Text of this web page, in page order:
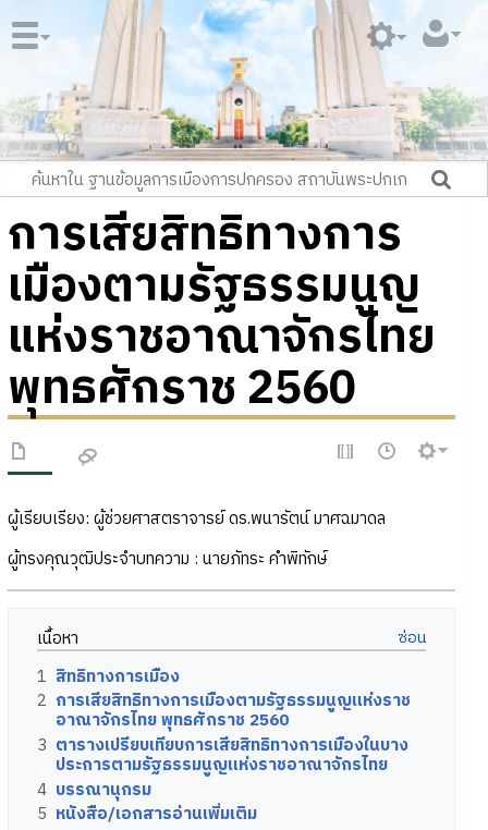
การเสียสิทธิทางการ
เมืองตามรัฐธรรมนูญ
แห่งราชอาณาจักรไทย
พุทธศักราช 2560
ผู้เรียบเรียง: ผู้ช่วยศาสตราจารย์ ดร.พนารัตน์ มาศฉมาดล
ผู้ทรงคุณวุฒิประจำบทความ : นายภัทระ คำพิทักษ์
เนื้อหา
1 สิทธิทางการเมือง
2 การเสียสิทธิทางการเมืองตามรัฐธรรมนูญแห่งราช
อาณาจักรไทย พุทธศักราช 2560
3 ตารางเปรียบเทียบการเสียสิทธิทางการเมืองในบาง
ประการตามรัฐธรรมนูญแห่งราชอาณาจักรไทย
4 บรรณานุกรม
5 หนังสือ/เอกสารอ่านเพิ่มเติม